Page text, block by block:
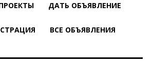
ДАТЬ ОБЪЯВЛЕНИЕ
ВСЕ ОБЪЯВЛЕНИЯ